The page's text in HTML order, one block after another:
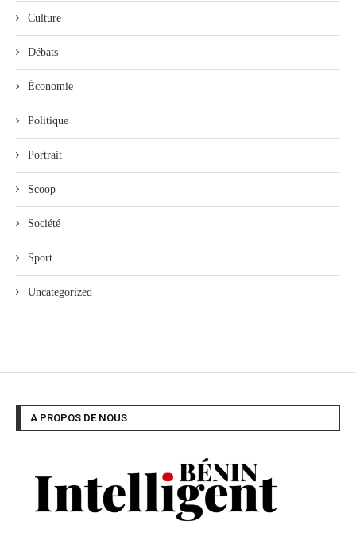
Culture
Débats
Économie
Politique
Portrait
Scoop
Société
Sport
Uncategorized
A PROPOS DE NOUS